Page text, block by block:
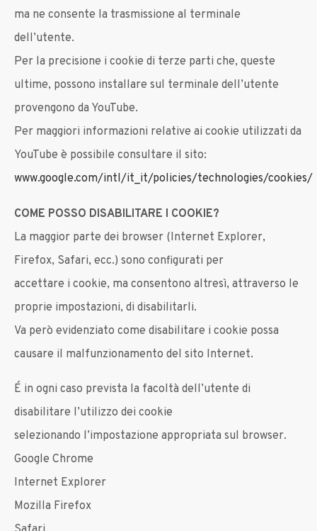
ma ne consente la trasmissione al terminale
dell’utente.
Per la precisione i cookie di terze parti che, queste
ultime, possono installare sul terminale dell’utente
provengono da YouTube.
Per maggiori informazioni relative ai cookie utilizzati da
YouTube è possibile consultare il sito:
www.google.com/intl/it_it/policies/technologies/cookies/
COME POSSO DISABILITARE I COOKIE?
La maggior parte dei browser (Internet Explorer,
Firefox, Safari, ecc.) sono configurati per
accettare i cookie, ma consentono altresì, attraverso le
proprie impostazioni, di disabilitarli.
Va però evidenziato come disabilitare i cookie possa
causare il malfunzionamento del sito Internet.
É in ogni caso prevista la facoltà dell’utente di
disabilitare l’utilizzo dei cookie
selezionando l’impostazione appropriata sul browser.
Google Chrome
Internet Explorer
Mozilla Firefox